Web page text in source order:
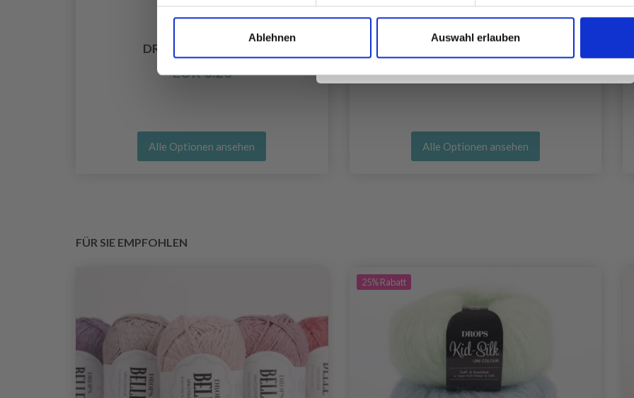
Ablehnen Auswahl erlauben
DROPS BIG MERINO
EUR 3.20
Alle Optionen ansehen
EUR 2.90
Alle Optionen ansehen
FÜR SIE EMPFOHLEN
25%Rabatt
Nein, danke